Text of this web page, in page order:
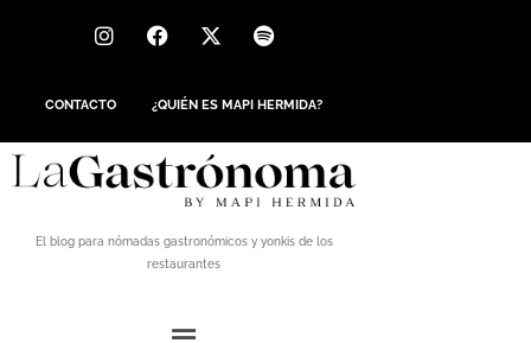
CONTACTO ¿QUIÉN ES MAPI HERMIDA?
El blog para nómadas gastronómicos y yonkis de los
restaurantes